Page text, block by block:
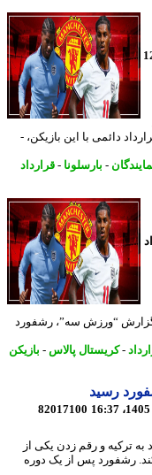
با این بازیکن، -
-بارسلونا-قرارداد
“ورزش سه”، رشفورد
-کریستال پالاس-بازیکن
رسید
82017100
و رقم زدن یکی از
پس از یک دوره